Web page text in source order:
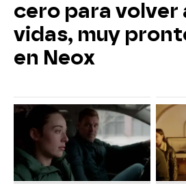
cero para volver
vidas, muy
en Neox